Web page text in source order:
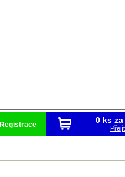
Registrace 0 ks za